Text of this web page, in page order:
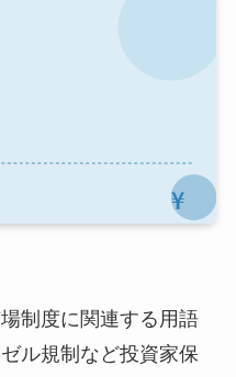
制度に関連する用語
ル規制など投資家保